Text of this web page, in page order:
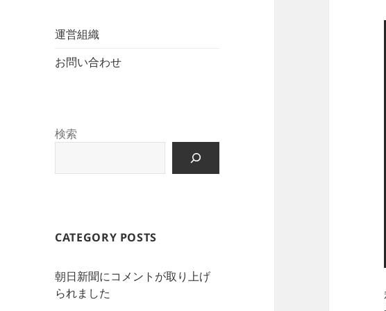
運営組織
お問い合わせ
検索
CATEGORY POSTS
朝日新聞にコメントが取り上げ
られました